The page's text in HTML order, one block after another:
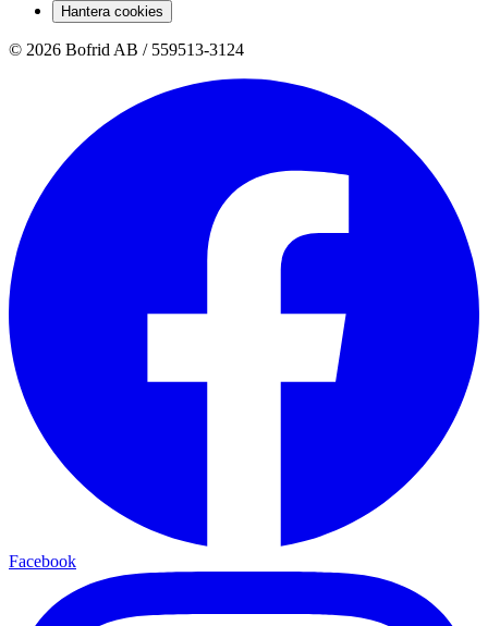
Hantera cookies
© 2026 Bofrid AB / 559513-3124
Facebook